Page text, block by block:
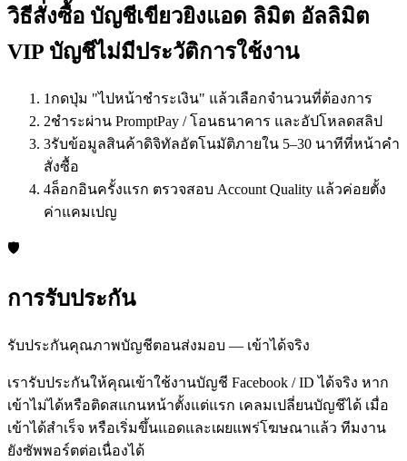
วิธีสั่งซื้อ บัญชีเขียวยิงแอด ลิมิต อัลลิมิต
VIP บัญชีไม่มีประวัติการใช้งาน
1 กดปุ่ม "ไปหน้าชำระเงิน" แล้วเลือกจำนวนที่ต้องการ
2ชำระผ่าน PromptPay / โอนธนาคาร และอัปโหลดสลิป
3รับข้อมูลสินค้าดิจิทัลอัตโนมัติภายใน 5–30 นาทีที่หน้าคำ
สั่งซื้อ
4ล็อกอินครั้งแรก ตรวจสอบ Account Quality แล้วค่อยตั้ง
ค่าแคมเปญ
🛡️
การรับประกัน
รับประกันคุณภาพบัญชีตอนส่งมอบ — เข้าได้จริง
เรารับประกันให้คุณเข้าใช้งานบัญชี Facebook / ID ได้จริง หาก
เข้าไม่ได้หรือติดสแกนหน้าตั้งแต่แรก เคลมเปลี่ยนบัญชีได้ เมื่อ
เข้าได้สำเร็จ หรือเริ่มขึ้นแอดและเผยแพร่โฆษณาแล้ว ทีมงาน
ยังซัพพอร์ตต่อเนื่องได้